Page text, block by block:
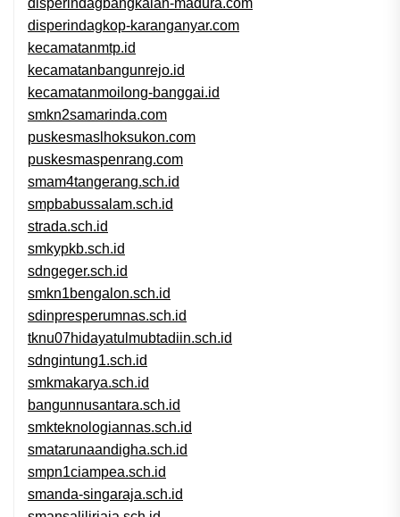
disperindagkop-karanganyar.com
kecamatanmtp.id
kecamatanbangunrejo.id
kecamatanmoilong-banggai.id
smkn2samarinda.com
puskesmaslhoksukon.com
puskesmaspenrang.com
smam4tangerang.sch.id
smpbabussalam.sch.id
strada.sch.id
smkypkb.sch.id
sdngeger.sch.id
smkn1bengalon.sch.id
sdinpresperumnas.sch.id
tknu07hidayatulmubtadiin.sch.id
sdngintung1.sch.id
smkmakarya.sch.id
bangunnusantara.sch.id
smkteknologiannas.sch.id
smatarunaandigha.sch.id
smpn1ciampea.sch.id
smanda-singaraja.sch.id